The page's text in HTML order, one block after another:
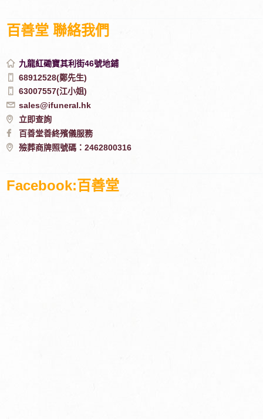
百善堂 聯絡我們
九龍紅磡寶其利街46號地鋪
68912528(鄭先生)
63007557(江小姐)
sales@ifuneral.hk
立即查詢
百善堂善終殯儀服務
殮葬商牌照號碼：2462800316
Facebook:百善堂